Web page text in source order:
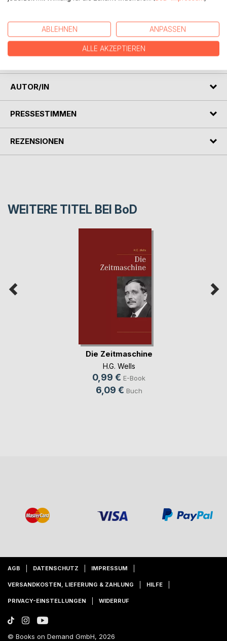
"Die ersten Menschen auf dem Mond" ist ein Roman des
wurde zum ersten Mal 1901 unter dem Titel "The First Men
in the Moon" veröffentlicht. Im Bruns Verlag/Minden erfolgt
im Jahr 1905 die Deutsche Erstveröffentlichung unter dem
Titel "Die ersten Menschen im Mond".
AUTOR/IN
PRESSESTIMMEN
REZENSIONEN
WEITERE TITEL BEI BoD
Die Zeitmaschine
H.G. Wells
0,99 € E-Book
6,09 € Buch
AGB DATENSCHUTZ IMPRESSUM
VERSANDKOSTEN, LIEFERUNG & ZAHLUNG HILFE
PRIVACY-EINSTELLUNGEN WIDERRUF
© Books on Demand GmbH, 2026
ABLEHNEN ANPASSEN
ALLE AKZEPTIEREN